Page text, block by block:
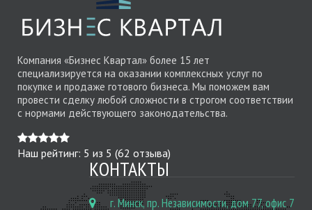
Компания «Бизнес Квартал» более 15 лет
специализируется на оказании комплексных услуг по
покупке и продаже готового бизнеса. Мы поможем вам
провести сделку любой сложности в строгом соответствии
с нормами действующего законодательства.
Наш рейтинг: 5 из 5 (62 отзыва)
КОНТАКТЫ
г. Минск, пр. Независимости, дом 77, офис 7